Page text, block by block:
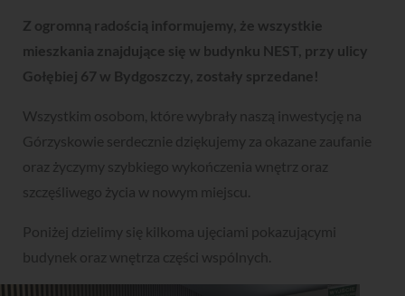
Z ogromną radością informujemy, że wszystkie
mieszkania znajdujące się w budynku NEST, przy ulicy
Gołębiej 67 w Bydgoszczy, zostały sprzedane!
Wszystkim osobom, które wybrały naszą inwestycję na
Górzyskowie serdecznie dziękujemy za okazane zaufanie
oraz życzymy szybkiego wykończenia wnętrz oraz
szczęśliwego życia w nowym miejscu.
Poniżej dzielimy się kilkoma ujęciami pokazującymi
budynek oraz wnętrza części wspólnych.